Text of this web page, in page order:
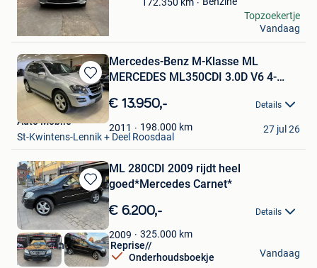
Tissam
Schaerbeek
Topzoekertje
Vandaag
Bewaren
in
Mijn
Favorieten
Mercedes-Benz M-Klasse ML
MERCEDES ML350CDI 3.0D V6 4-
€ 13.950,- Details
2011 198.000 km
Auto Mobile
St-Kwintens-Lennik + Deel Roosdaal
27 jul 26
Bewaren
in
Mijn
Favorieten
ML 280CDI 2009 rijdt heel
goed*Mercedes Carnet*
€ 6.200,- Details
2009 325.000 km
Onderhoudsboekje
AUTO/Achat Vendre Reprise//
Asse
Vandaag